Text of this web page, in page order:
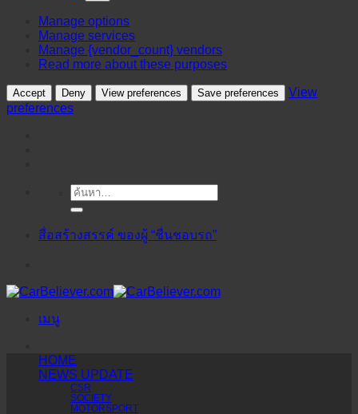
Manage options
Manage services
Manage {vendor_count} vendors
Read more about these purposes
Accept Deny View preferences Save preferences
View
preferences
ค้นหา:
สื่อสร้างสรรค์ ของผู้ “ชื่นชอบรถ”
เมนู
HOME
NEWS UPDATE
CSR
SOCIETY
MOTORSPORT